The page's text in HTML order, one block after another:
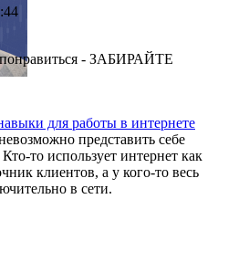
понравиться - ЗАБИРАЙТЕ
для работы в интернете
представить себе
то использует интернет как
клиентов, а у кого-то весь
в сети.